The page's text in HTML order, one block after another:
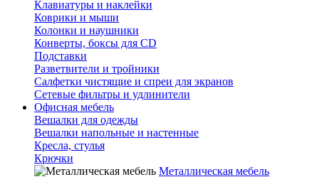
Клавиатуры и наклейки
Коврики и мыши
Колонки и наушники
Конверты, боксы для CD
Подставки
Разветвители и тройники
Салфетки чистящие и спреи для экранов
Сетевые фильтры и удлинители
Офисная мебель
Вешалки для одежды
Вешалки напольные и настенные
Кресла, стулья
Крючки
Металлическая мебель